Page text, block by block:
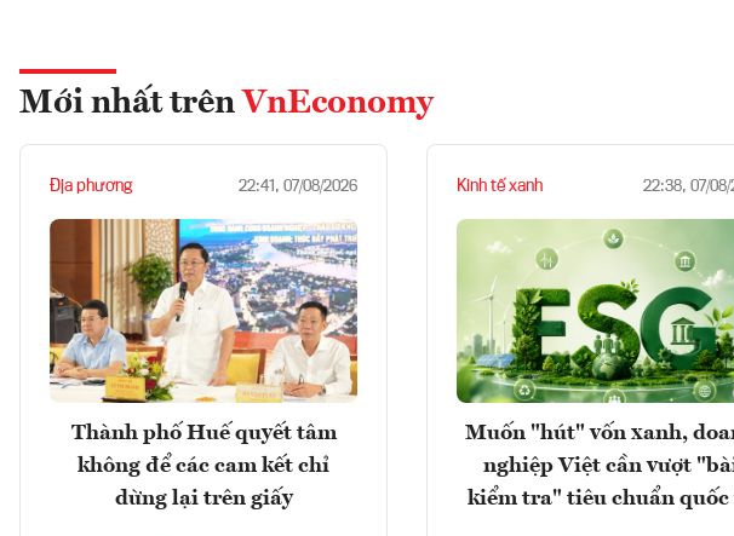
Mới nhất trên VnEconomy
Địa phương 22:41, 07/08/2026
Thành phố Huế quyết tâm
không để các cam kết chỉ
dừng lại trên giấy
Kinh tế xanh 22:38, 07/08/
Muốn "hút" vốn xanh,
nghiệp Việt cần vượt
kiểm tra" tiêu chuẩn quốc